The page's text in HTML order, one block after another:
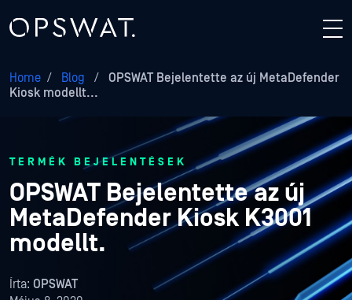
Home / Blog /
OPSWAT Bejelentette az új MetaDefender
Kiosk modellt...
TERMÉK BEJELENTÉSEK
OPSWAT Bejelentette az új
MetaDefender Kiosk K3001
modellt.
Írta: OPSWAT